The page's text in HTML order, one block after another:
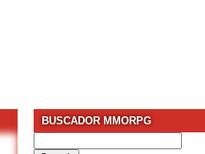
BUSCADOR MMORPG